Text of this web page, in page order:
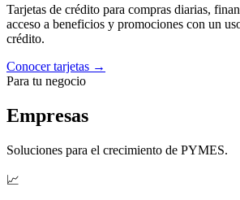
Tarjetas de crédito para compras diarias,
acceso a beneficios y promociones con un
crédito.
Conocer tarjetas →
Para tu negocio
Empresas
Soluciones para el crecimiento de PYMES.
📈